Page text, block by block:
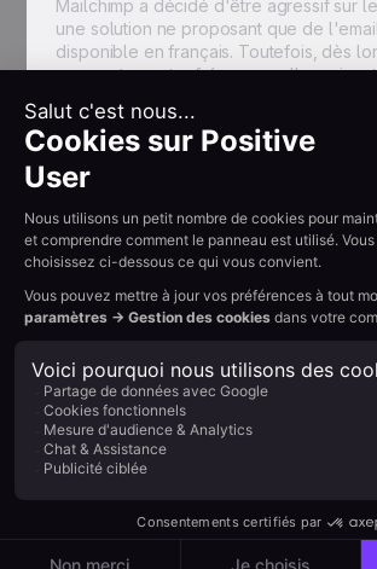
Mailchimp a décidé d'être agressif sur
une solution ne proposant que de
disponible en français. Toutefois, dès
augmentez votre fréquence d'envoi,
devient très vite salée. De plus, avec
ne pouvez pas réaliser de campagnes
serez pas accompagnés par des
données seront stockées à l'étranger.
"Mailchimp me permet de contacter
contacts"
Plus de 60 % de nos clients — des TPE/
majoritairement — envoient moins de 5
mois. C'est pourquoi beaucoup
d'un réel accompagnement en français
disposition un outil fiable et avancé,
excellente délivrabilité. Chez Positive
aidons nos clients à mieux cibler leurs
augmenter la performance de leurs
Chez Positive User, nos clients les plus